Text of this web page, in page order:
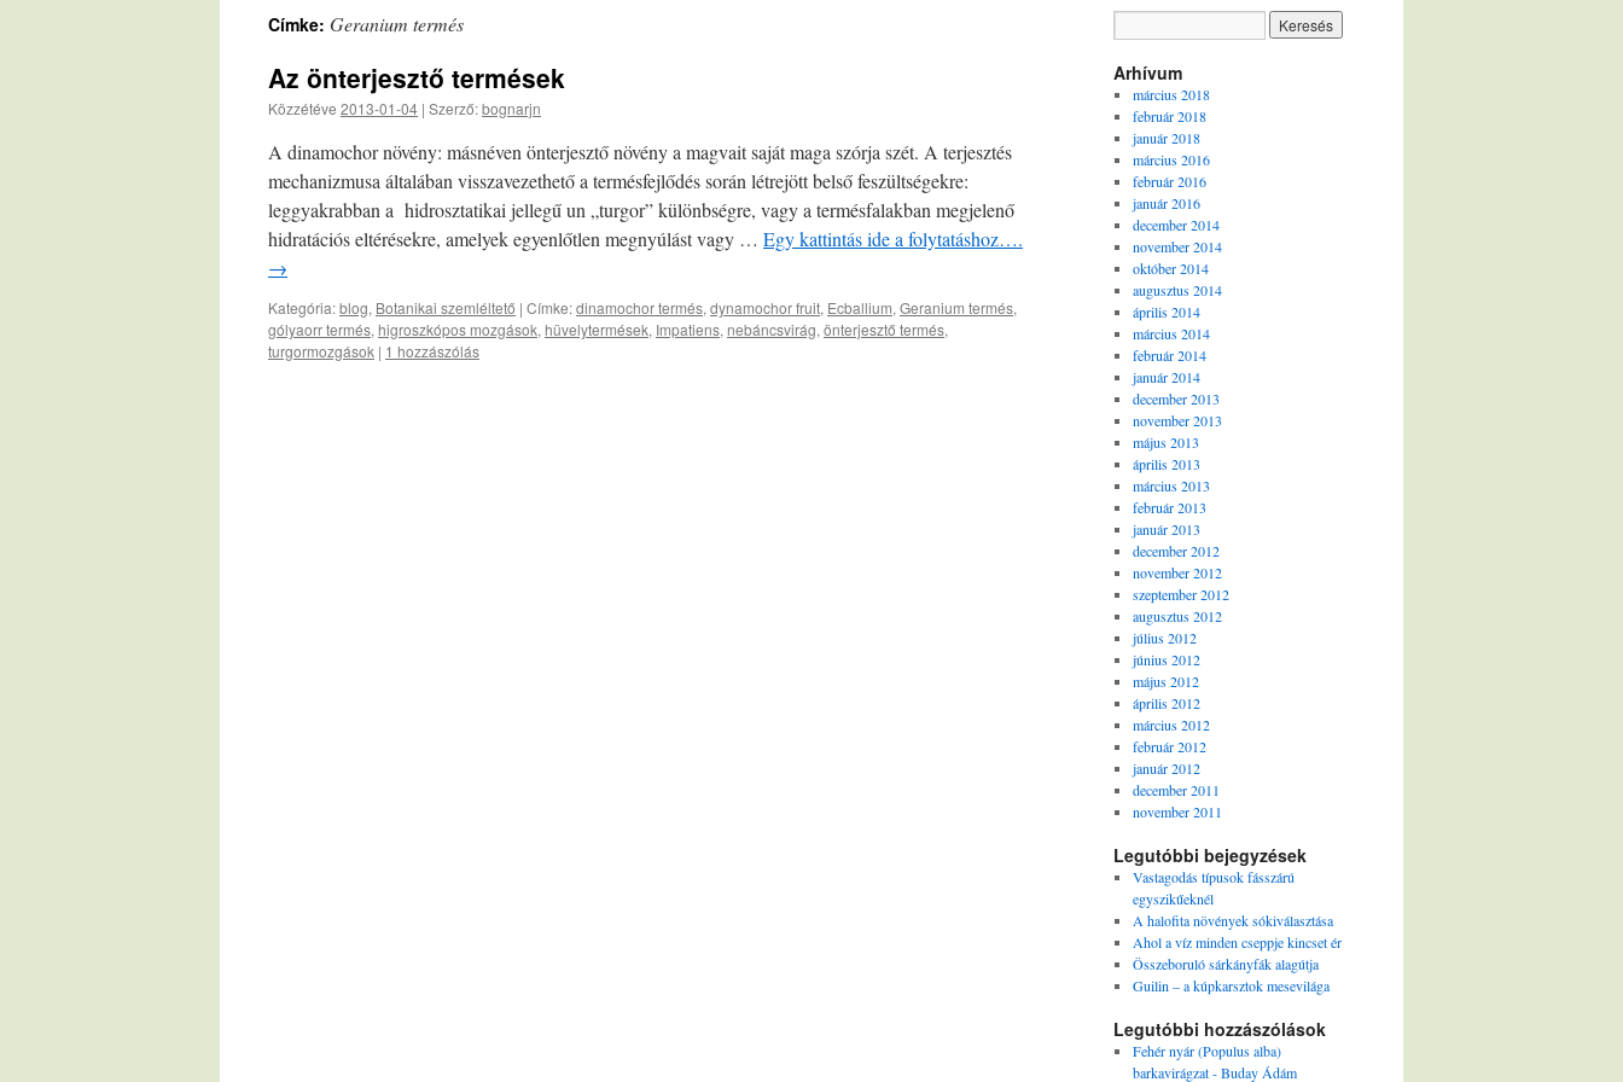
Címke: Geranium termés
Az önterjesztő termések
Közzétéve 2013-01-04 | Szerző:bognarjn
A dinamochor növény: másnéven önterjesztő növény a magvait saját maga szórja szét. A terjesztés
mechanizmusa általában visszavezethető a termésfejlődés során létrejött belső feszültségekre:
leggyakrabban a hidrosztatikai jellegű un „turgor” különbségre, vagy a termésfalakban megjelenő
hidratációs eltérésekre, amelyek egyenlőtlen megnyúlást vagy … Egy kattintás ide a folytatáshoz….
→
Kategória:blog, Botanikai szemléltető | Címke:dinamochor termés, dynamochor fruit, Ecballium, Geranium termés,
gólyaorr termés, higroszkópos mozgások, hüvelytermések, Impatiens, nebáncsvirág, önterjesztő termés,
turgormozgások | 1 hozzászólás
Arhívum
március 2018
február 2018
január 2018
március 2016
február 2016
január 2016
december 2014
november 2014
október 2014
augusztus 2014
április 2014
március 2014
február 2014
január 2014
december 2013
november 2013
május 2013
április 2013
március 2013
február 2013
január 2013
december 2012
november 2012
szeptember 2012
augusztus 2012
július 2012
június 2012
május 2012
április 2012
március 2012
február 2012
január 2012
december 2011
november 2011
Legutóbbi bejegyzések
Vastagodás típusok fásszárú
egyszikűeknél
A halofita növények sókiválasztása
Ahol a víz minden cseppje kincset ér
Összeboruló sárkányfák alagútja
Guilin – a kúpkarsztok mesevilága
Legutóbbi hozzászólások
Fehér nyár (Populus alba)
barkavirágzat - Buday Ádám